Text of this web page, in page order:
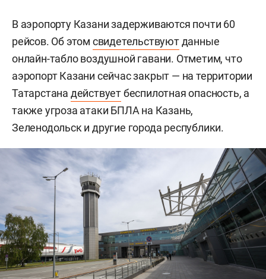
В аэропорту Казани задерживаются почти 60
рейсов. Об этом свидетельствуютданные
онлайн-табло воздушной гавани. Отметим, что
аэропорт Казани сейчас закрыт — на территории
Татарстана действуетбеспилотная опасность, а
также угроза атаки БПЛА на Казань,
Зеленодольск и другие города республики.